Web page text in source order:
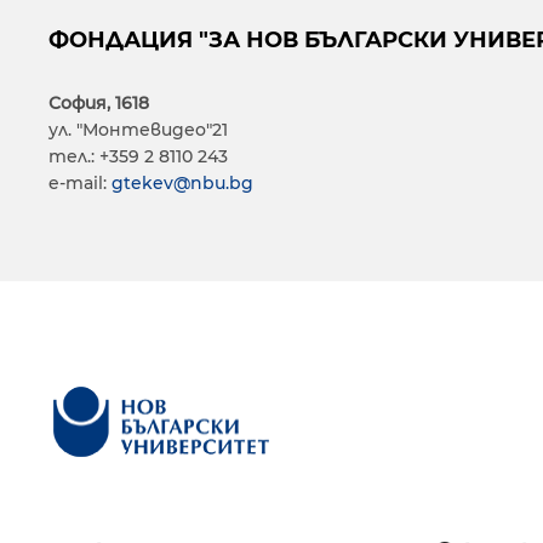
ФОНДАЦИЯ "ЗА НОВ БЪЛГАРСКИ
София, 1618
ул. "Монтевидео"21
тел.: +359 2 8110 243
e-mail: gtekev@nbu.bg